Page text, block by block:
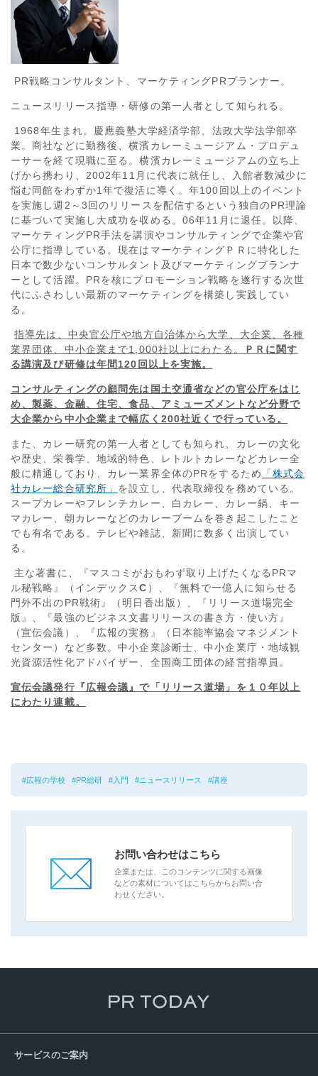
PR戦略コンサルタント、マーケティングPRプランナー。
ニュースリリース指導・研修の第一人者として知られる。
1968年生まれ。慶應義塾大学経済学部、法政大学法学部卒
業。商社などに勤務後、横濱カレーミュージアム・プロデュ
ーサーを経て現職に至る。横濱カレーミュージアムの立ち上
げから携わり、 2002年11 月に代表に就任し、入館者数減少に
悩む同館をわずか1年で復活に導く。年100 回以上のイベント
を実施し週 2 ～ 3 回のリリースを配信するという独自のPR理論
に基づいて実施し大成功を収める。 06年11 月に退任。以降、
マーケティングPR手法を講演やコンサルティングで企業や官
公庁に指導している。現在はマーケティングＰＲに特化した
日本で数少ないコンサルタント及びマーケティングプランナ
ーとして活躍。 PRを核にプロモーション戦略を遂行する次世
代にふさわしい最新のマーケティングを構築し実践してい
る。
指導先は、中央官公庁や地方自治体から大学、大企業、各種
業界団体、中小企業まで1,000社以上にわたる。
ＰＲに関す
る講演及び研修は年間 120 回以上を実施。
コンサルティングの顧問先は国土交通省などの官公庁をはじ
め、製薬、金融、住宅、食品、アミューズメントなど分野で
大企業から中小企業まで幅広く 200社近くで行っている。
また、カレー研究の第一人者としても知られ、カレーの文化
や歴史、栄養学、地域的特色、レトルトカレーなどカレー全
般に精通しており、カレー業界全体のPRをするため
「株式会
社カレー総合研究所」 を設立し、代表取締役を務めている。
スープカレーやフレンチカレー、白カレー、カレー鍋、キー
マカレー、朝カレーなどのカレーブームを巻き起こしたこと
でも有名である。テレビや雑誌、新聞に数多く出演してい
る。
主な著書に、『マスコミがおもわず取り上げたくなる PRマ
ル秘戦略』（インデックスC ）、『無料で一億人に知らせる
門外不出のPR戦術』（明日香出版）、『リリース道場完全
版』、『最強のビジネス文書リリースの書き方・使い方』
（宣伝会議）、『広報の実務』（日本能率協会マネジメント
センター）など多数。中小企業診断士、中小企業庁・地域観
光資源活性化アドバイザー、全国商工団体の経営指導員。
宣伝会議発行『広報会議』で「リリース道場」を１０年以上
にわたり連載。
広報の学校 PR総研 入門 ニュースリリース 講座
お問い合わせはこちら
企業または、このコンテンツに関する画像
などの素材についてはこちらからお問い合
わせください。
サービスのご案内